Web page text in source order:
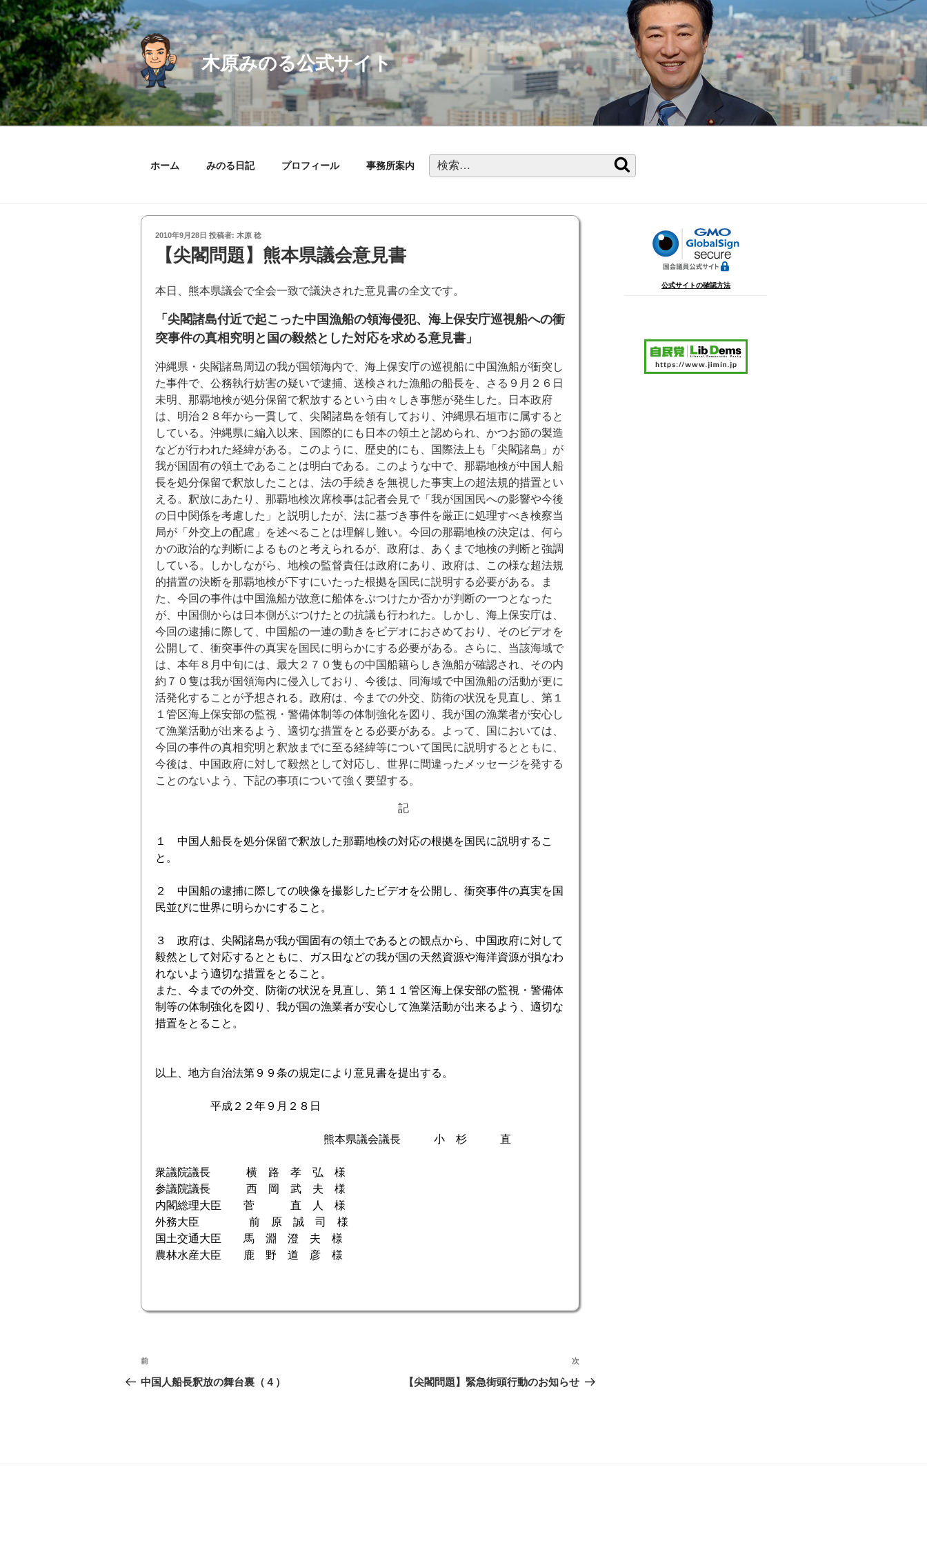
コ
ン
テ
ン
ツ
へ
ス
キ
木原みのる公式サイト
ホーム みのる日記 プロフィール 事務所案内
検
索:
索
投
2010年9月28日 投稿者: 木原 稔
【尖閣問題】熊本県議会意見書
本日、熊本県議会で全会一致で議決された意見書の全文です。
「尖閣諸島付近で起こった中国漁船の領海侵犯、海上保安庁巡視船への衝
突事件の真相究明と国の毅然とした対応を求める意見書」
沖縄県・尖閣諸島周辺の我が国領海内で、海上保安庁の巡視船に中国漁船が衝突し
た事件で、公務執行妨害の疑いで逮捕、送検された漁船の船長を、さる９月２６日
未明、那覇地検が処分保留で釈放するという由々しき事態が発生した。日本政府
は、明治２８年から一貫して、尖閣諸島を領有しており、 沖縄県石垣市に属すると
している。沖縄県に編入以来、国際的にも日本の領土と認められ、かつお節の製造
などが行われた経緯がある。このように、歴史的にも、国際法上も「尖閣諸島」が
我が国固有の領土であることは明白である。このような中で、那覇地検が中国人船
長を処分保留で釈放したことは、法の手続きを無視した事実上の超法規的措置とい
える。釈放にあたり、那覇地検次席検事は記者会見で「我が国国民への影響や今後
の日中関係を考慮した」と説明したが、法に基づき事件を厳正に処理すべき検察当
局が「外交上の配慮」を述べることは理解し難い。今回の那覇地検の決定は、何ら
かの政治的な判断によるものと考えられるが、政府は、あくまで地検の判断と強調
している。しかしながら、地検の監督責任は政府にあり、政府は、この様な超法規
的措置の決断を那覇地検が下すにいたった根拠を国民に説明する必要がある。ま
た、今回の事件は中国漁船が故意に船体をぶつけたか否かが判断の一つとなった
が、中国側からは日本側がぶつけたとの抗議も行われた。しかし、海上保安庁は、
今回の逮捕に際して、中国船の一連の動きをビデオにおさめており、そのビデオを
公開して、衝突事件の真実を国民に明らかにする必要がある。さらに、当該海域で
は、本年８月中旬には、最大２７０隻もの中国船籍らしき漁船が確認され、その内
約７０隻は我が国領海内に侵入しており、今後は、同海域で中国漁船の活動が更に
活発化することが予想される。政府は、今までの外交、防衛の状況を見直し、第１
１管区海上保安部の監視・警備体制等の体制強化を図り、我が国の漁業者が安心し
て漁業活動が出来るよう、適切な措置をとる必要がある。よって、国においては、
今回の事件の真相究明と釈放までに至る経緯等について国民に説明するとともに、
今後は、中国政府に対して毅然として対応し、世界に間違ったメッセージを発する
ことのないよう、下記の事項について強く要望する。
記
１ 中国人船長を処分保留で釈放した那覇地検の対応の根拠を国民に説明するこ
と。
２ 中国船の逮捕に際しての映像を撮影したビデオを公開し、衝突事件の真実を国
民並びに世界に明らかにすること。
３ 政府は、尖閣諸島が我が国固有の領土であるとの観点から、中国政府に対して
毅然として対応するとともに、ガス田などの我が国の天然資源や海洋資源が損なわ
れないよう適切な措置をとること。
また、今までの外交、防衛の状況を見直し、第１１管区海上保安部の監視・警備体
制等の体制強化を図り、我が国の漁業者が安心して漁業活動が出来るよう、適切な
措置をとること。
以上、地方自治法第９９条の規定により意見書を提出する。
平成２２年９月２８日
熊本県議会議長 小 杉 直
衆議院議長 横 路 孝 弘 様
参議院議長 西 岡 武 夫 様
内閣総理大臣 菅 直 人 様
外務大臣 前 原 誠 司 様
国土交通大臣 馬 淵 澄 夫 様
農林水産大臣 鹿 野 道 彦 様
投
稿
前
の
前
中国人船長釈放の舞台裏（４）
次
の
次
【尖閣問題】緊急街頭行動のお知らせ
公式サイトの確認方法